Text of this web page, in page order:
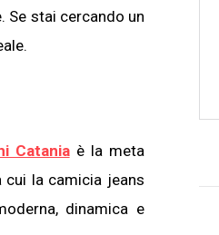
Se stai cercando un
Cataniaè la meta
cui la camicia jeans
dinamica e